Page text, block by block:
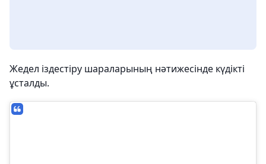
Жедел іздестіру шараларының нәтижесінде күдікті
ұсталды.